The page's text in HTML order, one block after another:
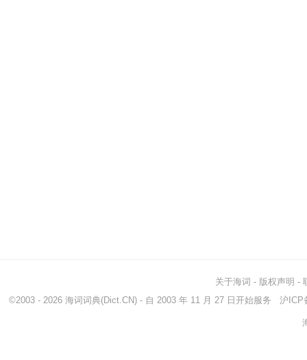
关于海词 - 版权声明 -
©2003 - 2026 海词词典(Dict.CN) - 自 2003 年 11 月 27 日开始服务 沪ICP